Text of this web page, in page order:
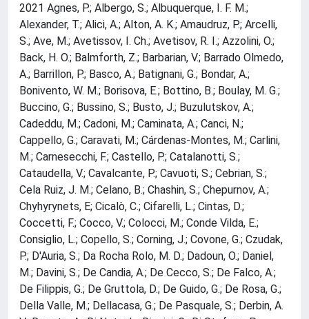
2021 Agnes, P.; Albergo, S.; Albuquerque, I. F. M.;
Alexander, T.; Alici, A.; Alton, A. K.; Amaudruz, P.; Arcelli,
S.; Ave, M.; Avetissov, I. Ch.; Avetisov, R. I.; Azzolini, O.;
Back, H. O.; Balmforth, Z.; Barbarian, V.; Barrado Olmedo,
A.; Barrillon, P.; Basco, A.; Batignani, G.; Bondar, A.;
Bonivento, W. M.; Borisova, E.; Bottino, B.; Boulay, M. G.;
Buccino, G.; Bussino, S.; Busto, J.; Buzulutskov, A.;
Cadeddu, M.; Cadoni, M.; Caminata, A.; Canci, N.;
Cappello, G.; Caravati, M.; Cárdenas-Montes, M.; Carlini,
M.; Carnesecchi, F.; Castello, P.; Catalanotti, S.;
Cataudella, V.; Cavalcante, P.; Cavuoti, S.; Cebrian, S.;
Cela Ruiz, J. M.; Celano, B.; Chashin, S.; Chepurnov, A.;
Chyhyrynets, E; Cicalò, C.; Cifarelli, L.; Cintas, D.;
Coccetti, F.; Cocco, V.; Colocci, M.; Conde Vilda, E.;
Consiglio, L.; Copello, S.; Corning, J.; Covone, G.; Czudak,
P.; D'Auria, S.; Da Rocha Rolo, M. D.; Dadoun, O.; Daniel,
M.; Davini, S.; De Candia, A.; De Cecco, S.; De Falco, A.;
De Filippis, G.; De Gruttola, D.; De Guido, G.; De Rosa, G.;
Della Valle, M.; Dellacasa, G.; De Pasquale, S.; Derbin, A.